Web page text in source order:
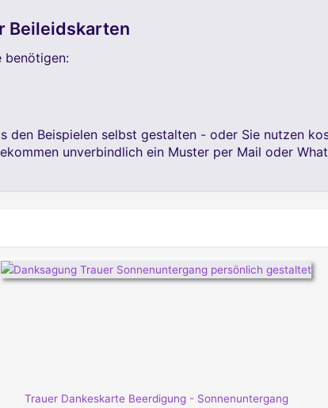
Beileidskarten
benötigen:
den Beispielen selbst gestalten - oder Sie nutzen
unverbindlich ein Muster per Mail oder
Trauer Dankeskarte Beerdigung - Sonnenuntergang